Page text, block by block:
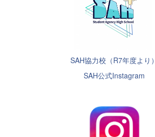
SAH協力校（R7年度より）
SAH公式Instagram